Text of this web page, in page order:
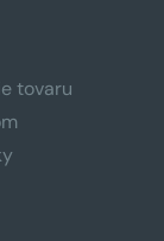
tovaru